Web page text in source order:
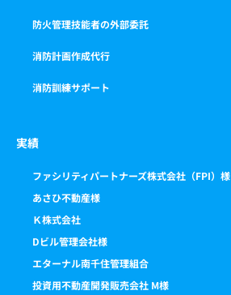
防火管理技能者の外部委託
消防計画作成代行
消防訓練サポート
実績
ファシリティパートナーズ株式会社（FPI）様
あさひ不動産様
Ｋ株式会社
Dビル管理会社様
エターナル南千住管理組合
投資用不動産開発販売会社 M様